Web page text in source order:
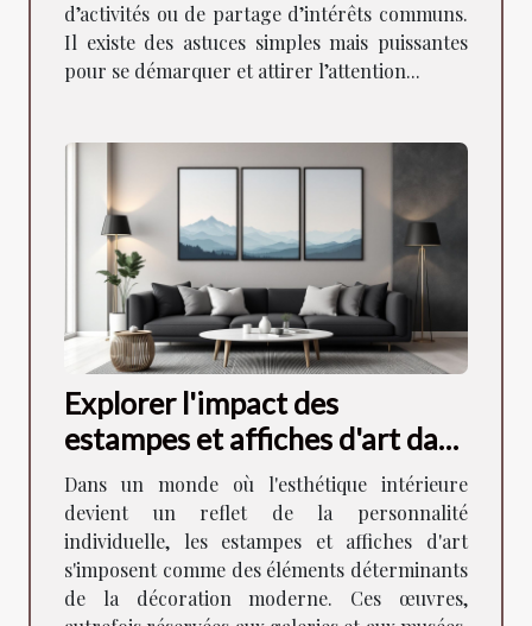
d’activités ou de partage d’intérêts communs.
Il existe des astuces simples mais puissantes
pour se démarquer et attirer l’attention...
Explorer l'impact des
estampes et affiches d'art dans
la décoration moderne
Dans un monde où l'esthétique intérieure
devient un reflet de la personnalité
individuelle, les estampes et affiches d'art
s'imposent comme des éléments déterminants
de la décoration moderne. Ces œuvres,